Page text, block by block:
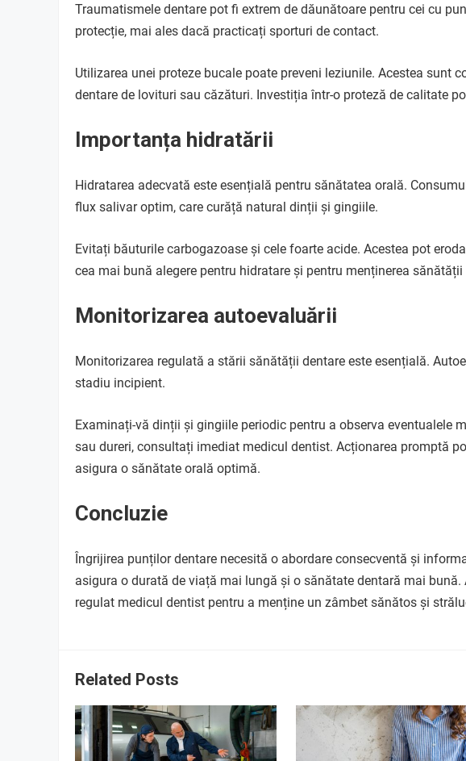
Traumatismele dentare pot fi extrem de dăunătoare pentru cei cu
protecție, mai ales dacă practicați sporturi de contact.
Utilizarea unei proteze bucale poate preveni leziunile. Acestea sunt
dentare de lovituri sau căzături. Investiția într-o proteză de calitate
Importanța hidratării
Hidratarea adecvată este esențială pentru sănătatea orală.
flux salivar optim, care curăță natural dinții și gingiile.
Evitați băuturile carbogazoase și cele foarte acide. Acestea pot
cea mai bună alegere pentru hidratare și pentru menținerea
Monitorizarea autoevaluării
Monitorizarea regulată a stării sănătății dentare este esențială.
stadiu incipient.
Examinați-vă dinții și gingiile periodic pentru a observa eventualele
sau dureri, consultați imediat medicul dentist. Acționarea promptă
asigura o sănătate orală optimă.
Concluzie
Îngrijirea punților dentare necesită o abordare consecventă și
asigura o durată de viață mai lungă și o sănătate dentară mai
regulat medicul dentist pentru a menține un zâmbet sănătos și
Related Posts